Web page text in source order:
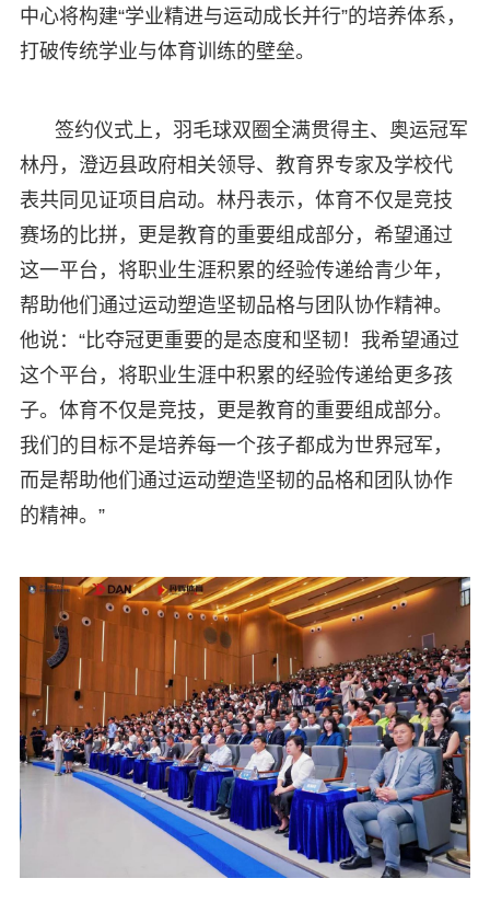
中心将构建“学业精进与运动成长并行”的培养体系，
打破传统学业与体育训练的壁垒。
签约仪式上，羽毛球双圈全满贯得主、奥运冠军
林丹，澄迈县政府相关领导、教育界专家及学校代
表共同见证项目启动。林丹表示，体育不仅是竞技
赛场的比拼，更是教育的重要组成部分，希望通过
这一平台，将职业生涯积累的经验传递给青少年，
帮助他们通过运动塑造坚韧品格与团队协作精神。
他说：“比夺冠更重要的是态度和坚韧！我希望通过
这个平台，将职业生涯中积累的经验传递给更多孩
子。体育不仅是竞技，更是教育的重要组成部分。
我们的目标不是培养每一个孩子都成为世界冠军，
而是帮助他们通过运动塑造坚韧的品格和团队协作
的精神。”